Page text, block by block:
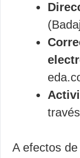
A efectos